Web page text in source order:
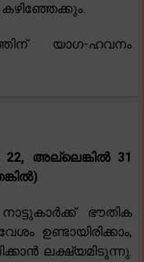
യാഗ-ഹവനം
അല്ലെങ്കിൽ 31
ഭൗതിക
ഉണ്ടായിരിക്കാം,
ലക്ഷ്യമിടുന്നു.